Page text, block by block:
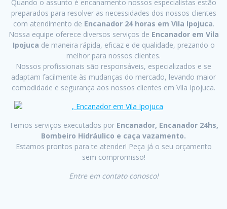
Quando o assunto é encanamento nossos especialistas estão
preparados para resolver as necessidades dos nossos clientes
com atendimento de Encanador 24 horas em Vila Ipojuca.
Nossa equipe oferece diversos serviços de Encanador em Vila
Ipojuca de maneira rápida, eficaz e de qualidade, prezando o
melhor para nossos clientes.
Nossos profissionais são responsáveis, especializados e se
adaptam facilmente às mudanças do mercado, levando maior
comodidade e segurança aos nossos clientes em Vila Ipojuca.
Temos serviços executados por Encanador, Encanador 24hs,
Bombeiro Hidráulico e caça vazamento.
Estamos prontos para te atender! Peça já o seu orçamento
sem compromisso!
Entre em contato conosco!